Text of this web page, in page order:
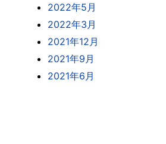
2022年5月
2022年3月
2021年12月
2021年9月
2021年6月